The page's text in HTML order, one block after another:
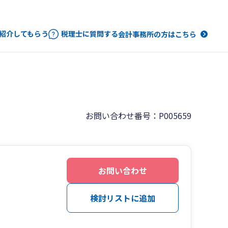
介してもらう 税理士に質問する会計事務所の方はこちら
お問い合わせ番号：P005659
お問い合わせ
検討リストに追加